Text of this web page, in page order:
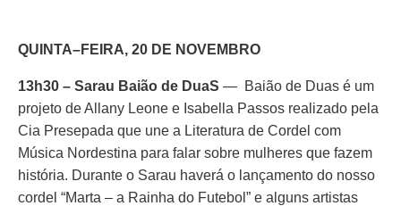
QUINTA–FEIRA, 20 DE NOVEMBRO
13h30 – Sarau Baião de DuaS — Baião de Duas é um
projeto de Allany Leone e Isabella Passos realizado pela
Cia Presepada que une a Literatura de Cordel com
Música Nordestina para falar sobre mulheres que fazem
história. Durante o Sarau haverá o lançamento do nosso
cordel “Marta – a Rainha do Futebol” e alguns artistas